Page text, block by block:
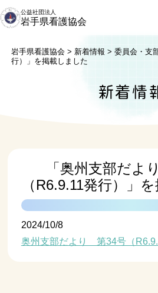
公益社団法人
岩手県看護協会
岩手県看護協会 > 新着情報 >委員会・支
行）」を掲載しました
新着情
「奥州支部だ
（R6.9.11発行）」
2024/10/8
奥州支部だより 第34号（